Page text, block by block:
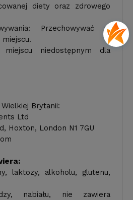
diety oraz zdrowego
Przechowywać w
miejscu niedostępnym dla
Brytanii:
Ltd
Hoxton, London N1 7GU
laktozy, alkoholu, glutenu,
nabiału, nie zawiera